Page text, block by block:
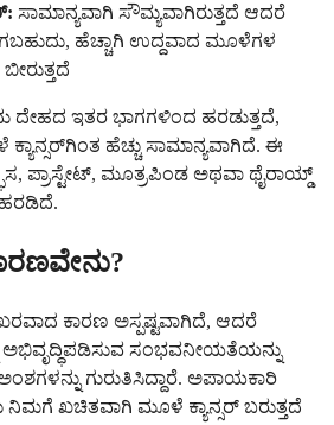
ಸಾಮಾನ್ಯವಾಗಿ ಸೌಮ್ಯವಾಗಿರುತ್ತದೆ ಆದರೆ
ಹೆಚ್ಚಾಗಿ ಉದ್ದವಾದ ಮೂಳೆಗಳ
ದೇಹದ ಇತರ ಭಾಗಗಳಿಂದ ಹರಡುತ್ತದೆ,
ಹೆಚ್ಚು ಸಾಮಾನ್ಯವಾಗಿದೆ. ಈ
ಪ್ರಾಸ್ಟೇಟ್, ಮೂತ್ರಪಿಂಡ ಅಥವಾ ಥೈರಾಯ್ಡ್
ಕಾರಣ ಅಸ್ಪಷ್ಟವಾಗಿದೆ, ಆದರೆ
ಸಂಭವನೀಯತೆಯನ್ನು
ಗುರುತಿಸಿದ್ದಾರೆ. ಅಪಾಯಕಾರಿ
ನಿಮಗೆ ಖಚಿತವಾಗಿ ಮೂಳೆ ಕ್ಯಾನ್ಸರ್ ಬರುತ್ತದೆ